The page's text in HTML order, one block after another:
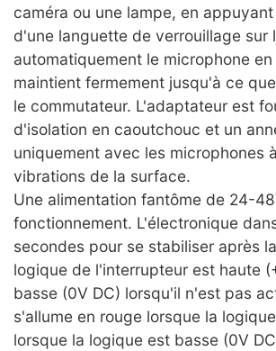
caméra ou une lampe, en
d'une languette de verrouillage
automatiquement le microphone
maintient fermement jusqu'à ce
le commutateur. L'adaptateur est
d'isolation en caoutchouc et un
uniquement avec les microphones
vibrations de la surface.
Une alimentation fantôme de 24-
fonctionnement. L'électronique
secondes pour se stabiliser après
logique de l'interrupteur est haute
basse (0V DC) lorsqu'il n'est pas
s'allume en rouge lorsque la
lorsque la logique est basse (0V